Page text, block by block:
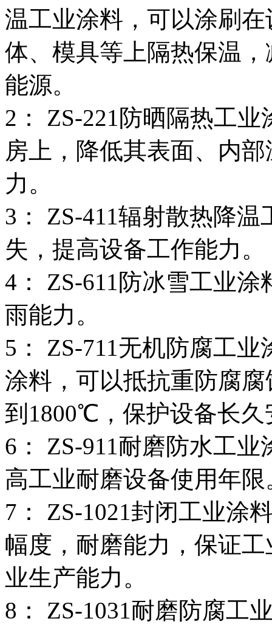
温工业涂料，可以涂刷
体、模具等上隔热保温
能源。
2： ZS-221防晒隔热工
房上，降低其表面、内
力。
3： ZS-411辐射散热降
失，提高设备工作能力。
4： ZS-611防冰雪工业
雨能力。
5： ZS-711无机防腐工
涂料，可以抵抗重防腐
到1800℃，保护设备长
6： ZS-911耐磨防水工
高工业耐磨设备使用年限
7： ZS-1021封闭工业涂
幅度，耐磨能力，保证
业生产能力。
8： ZS-1031耐磨防腐工